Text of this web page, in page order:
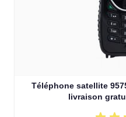
Téléphone satellite
livraison